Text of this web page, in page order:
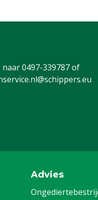
naar0497-339787of
Advies